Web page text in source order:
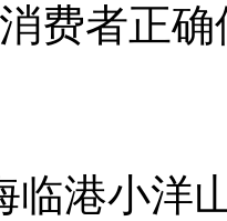
费者正
港小洋山